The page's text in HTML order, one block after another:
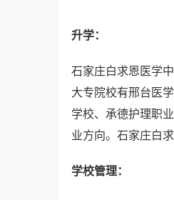
升学：
石家庄白求恩医学
大专院校有邢台医
学校、承德护理职
业方向。石家庄白
学校管理：